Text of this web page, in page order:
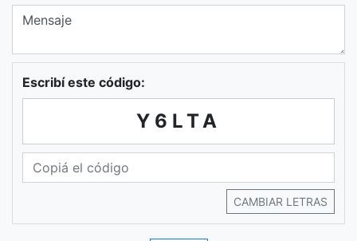
Escribí este código:
Y6LTA
CAMBIAR LETRAS